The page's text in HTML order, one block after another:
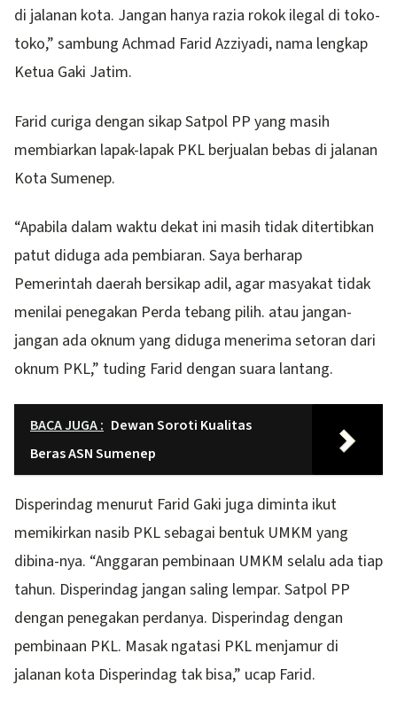
di jalanan kota. Jangan hanya razia rokok ilegal di toko-
toko,” sambung Achmad Farid Azziyadi, nama lengkap
Ketua Gaki Jatim.
Farid curiga dengan sikap Satpol PP yang masih
membiarkan lapak-lapak PKL berjualan bebas di jalanan
Kota Sumenep.
“Apabila dalam waktu dekat ini masih tidak ditertibkan
patut diduga ada pembiaran. Saya berharap
Pemerintah daerah bersikap adil, agar masyakat tidak
menilai penegakan Perda tebang pilih. atau jangan-
jangan ada oknum yang diduga menerima setoran dari
oknum PKL,” tuding Farid dengan suara lantang.
BACA JUGA : Dewan Soroti Kualitas
Beras ASN Sumenep
Disperindag menurut Farid Gaki juga diminta ikut
memikirkan nasib PKL sebagai bentuk UMKM yang
dibina-nya. “Anggaran pembinaan UMKM selalu ada tiap
tahun. Disperindag jangan saling lempar. Satpol PP
dengan penegakan perdanya. Disperindag dengan
pembinaan PKL. Masak ngatasi PKL menjamur di
jalanan kota Disperindag tak bisa,” ucap Farid.